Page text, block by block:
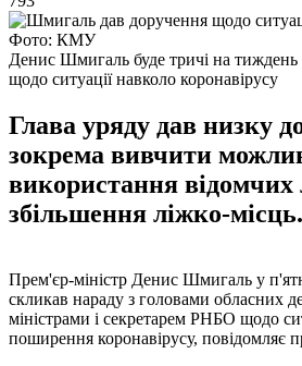
Фото: КМУ
Денис Шмигаль буде тричі на
щодо ситуації навколо коронавірусу
Глава уряду дав низку
зокрема вивчити
використання відомчих
збільшення ліжко-місць.
Прем'єр-міністр Денис Шмигаль у
скликав нараду з головами обласних
міністрами і секретарем РНБО щодо
поширення коронавірусу, повідомляє